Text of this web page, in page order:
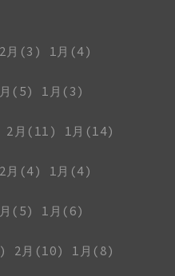
2月(3)
1月(4)
(5)
1月(3)
2月(11)
1月(14)
2月(4)
1月(4)
(5)
1月(6)
2月(10)
1月(8)